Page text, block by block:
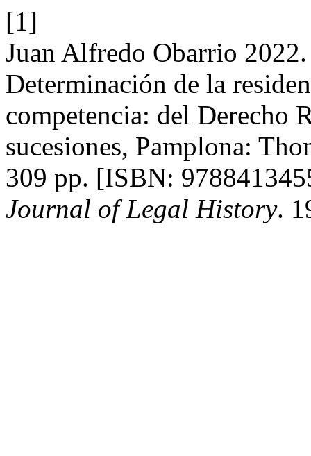
[1]
Juan Alfredo Obarrio
Determinación de la
competencia: del Derecho
sucesiones, Pamplona:
309 pp. [ISBN:
Journal of Legal History.